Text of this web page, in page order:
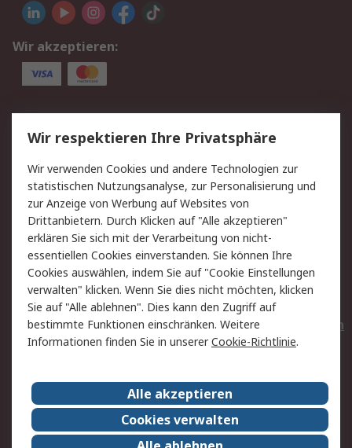
Wir akzeptieren:
Service
Value Added Services
Lieferlösungen
Rücksendungen
Kontakt
Hilfe
Privatkunden
Rechtliches
AGB
Datenschutz
Cookie-Richtlinie
Zahlungsbedingungen
Copyright/Impressum
Entsorgung
Elektrogeräte/Batterien
RS weltweit
Karriere bei RS
Nachhaltigkeit
Qualität/Umwelt/ZertifikatePresse-Center
Wir respektieren Ihre Privatsphäre
Wir verwenden Cookies und andere Technologien zur
statistischen Nutzungsanalyse, zur Personalisierung und
zur Anzeige von Werbung auf Websites von
Drittanbietern. Durch Klicken auf "Alle akzeptieren"
erklären Sie sich mit der Verarbeitung von nicht-
essentiellen Cookies einverstanden. Sie können Ihre
Cookies auswählen, indem Sie auf "Cookie Einstellungen
verwalten" klicken. Wenn Sie dies nicht möchten, klicken
Sie auf "Alle ablehnen". Dies kann den Zugriff auf
bestimmte Funktionen einschränken. Weitere
Informationen finden Sie in unsererCookie-Richtlinie.
Alle akzeptieren
Cookies verwalten